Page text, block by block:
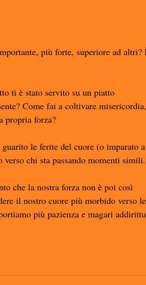
più forte, superiore ad altri?
ti è stato servito su un piatto
Come fai a coltivare misericordia,
propria forza?
le ferite del cuore (o imparato a
chi sta passando momenti simili.
che la nostra forza non è poi così
il nostro cuore più morbido verso le
più pazienza e magari